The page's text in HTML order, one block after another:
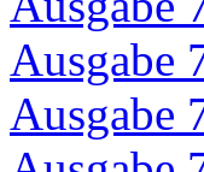
Ausgabe
Ausgabe